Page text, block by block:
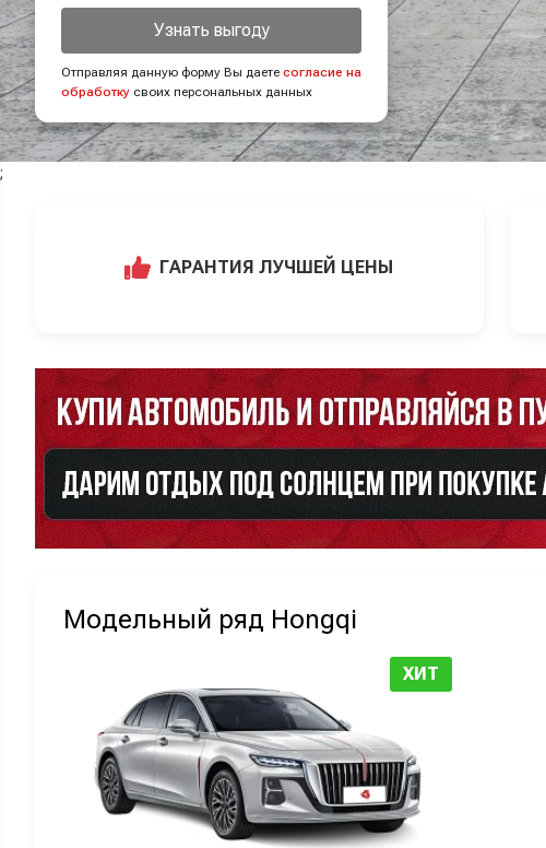
Узнать выгоду
Отправляя данную форму Вы даете согласие на
обработку своих персональных данных
;
ГАРАНТИЯ ЛУЧШЕЙ ЦЕНЫ
Модельный ряд Hongqi
ХИТ